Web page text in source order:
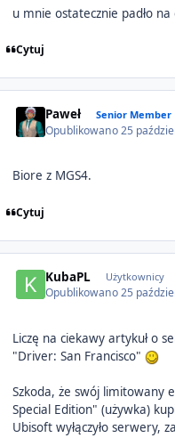
u mnie ostatecznie padło na
Cytuj
Paweł Senior Member
Opublikowano25
Biore z MGS4.
Cytuj
KubaPL Użytkownicy
Opublikowano25
Liczę na ciekawy artykuł o
"Driver: San Francisco"
Szkoda, że swój limitowany
Special Edition" (używka)
Ubisoft wyłączyło serwery,